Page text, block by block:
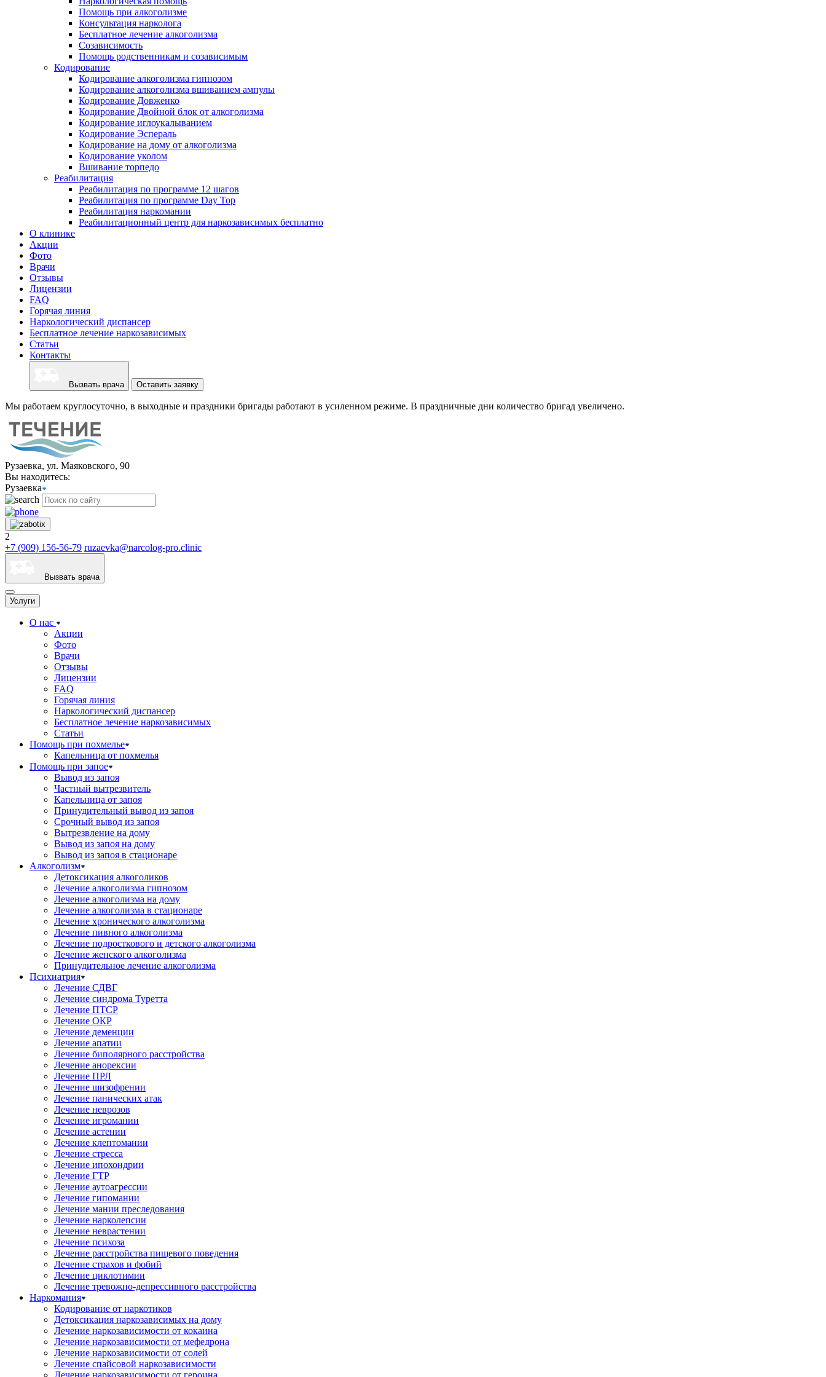
Помощь при алкоголизме
Консультация нарколога
Бесплатное лечение алкоголизма
Созависимость
Помощь родственникам и созависимым
Кодирование
Кодирование алкоголизма гипнозом
Кодирование алкоголизма вшиванием ампулы
Кодирование Довженко
Кодирование Двойной блок от алкоголизма
Кодирование иглоукалыванием
Кодирование Эспераль
Кодирование на дому от алкоголизма
Кодирование уколом
Вшивание торпедо
Реабилитация
Реабилитация по программе 12 шагов
Реабилитация по программе Day Top
Реабилитация наркомании
Реабилитационный центр для наркозависимых бесплатно
О клинике
Акции
Фото
Врачи
Отзывы
Лицензии
FAQ
Горячая линия
Наркологический диспансер
Бесплатное лечение наркозависимых
Статьи
Контакты
Вызвать врача Оставить заявку
Мы работаем круглосуточно, в выходные и праздники бригады работают в усиленном режиме. В праздничные дни количество бригад увеличено.
Рузаевка, ул. Маяковского, 90
Вы находитесь:
Рузаевка
2
+7 (909) 156-56-79 ruzaevka@narcolog-pro.clinic
Вызвать врача
Услуги
О нас
Акции
Фото
Врачи
Отзывы
Лицензии
FAQ
Горячая линия
Наркологический диспансер
Бесплатное лечение наркозависимых
Статьи
Помощь при похмелье
Капельница от похмелья
Помощь при запое
Вывод из запоя
Частный вытрезвитель
Капельница от запоя
Принудительный вывод из запоя
Срочный вывод из запоя
Вытрезвление на дому
Вывод из запоя на дому
Вывод из запоя в стационаре
Алкоголизм
Детоксикация алкоголиков
Лечение алкоголизма гипнозом
Лечение алкоголизма на дому
Лечение алкоголизма в стационаре
Лечение хронического алкоголизма
Лечение пивного алкоголизма
Лечение подросткового и детского алкоголизма
Лечение женского алкоголизма
Принудительное лечение алкоголизма
Психиатрия
Лечение СДВГ
Лечение синдрома Туретта
Лечение ПТСР
Лечение ОКР
Лечение деменции
Лечение апатии
Лечение биполярного расстройства
Лечение анорексии
Лечение ПРЛ
Лечение шизофрении
Лечение панических атак
Лечение неврозов
Лечение игромании
Лечение астении
Лечение клептомании
Лечение стресса
Лечение ипохондрии
Лечение ГТР
Лечение аутоагрессии
Лечение гипомании
Лечение мании преследования
Лечение нарколепсии
Лечение неврастении
Лечение психоза
Лечение расстройства пищевого поведения
Лечение страхов и фобий
Лечение циклотимии
Лечение тревожно-депрессивного расстройства
Наркомания
Кодирование от наркотиков
Детоксикация наркозависимых на дому
Лечение наркозависимости от кокаина
Лечение наркозависимости от мефедрона
Лечение наркозависимости от солей
Лечение спайсовой наркозависимости
Лечение наркозависимости от героина